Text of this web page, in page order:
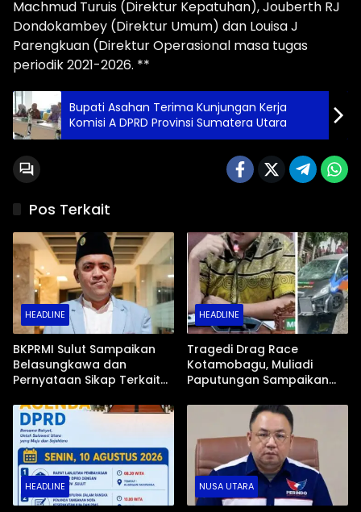
Machmud Turuis (Direktur Kepatuhan), Jouberth RJ
Dondokambey (Direktur Umum) dan Louisa J
Parengkuan (Direktur Operasional masa tugas
periodik 2021-2026. **
Bupati Asahan Terima Kunjungan Kerja
Komisi A DPRD Provinsi Sumatera Utara
Pos Terkait
HEADLINE
BKPRMI Sulut Sampaikan
Belasungkawa dan
Pernyataan Sikap Terkait
Kotamobagu
HEADLINE
Tragedi Drag Race
Kotamobagu, Muliadi
Paputungan Sampaikan
Korban dan Keluarga
HEADLINE NUSA UTARA